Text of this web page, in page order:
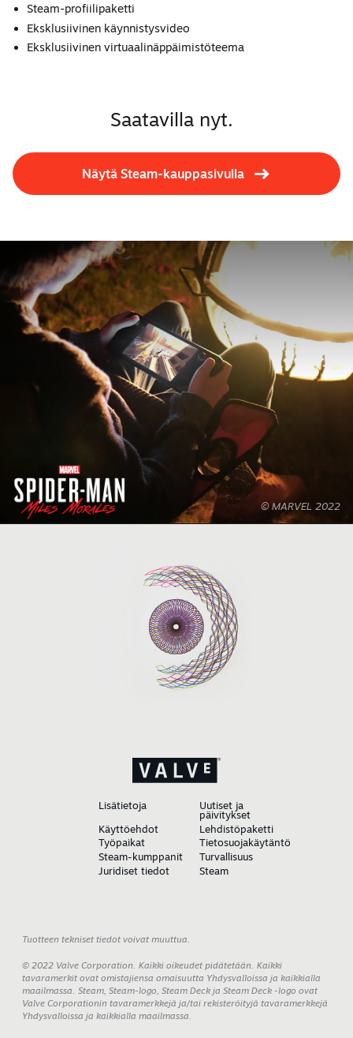
Steam-profiilipaketti
Eksklusiivinen käynnistysvideo
Eksklusiivinen virtuaalinäppäimistöteema
Saatavilla nyt.
Näytä Steam-kauppasivulla
© MARVEL 2022
Lisätietoja Uutiset ja
päivitykset
Käyttöehdot
Lehdistöpaketti
Työpaikat
Tietosuojakäytäntö
Steam-kumppanit
Turvallisuus
Juridiset tiedot
Steam
Tuotteen tekniset tiedot voivat muuttua.
© 2022 Valve Corporation. Kaikki oikeudet pidätetään. Kaikki
tavaramerkit ovat omistajiensa omaisuutta Yhdysvalloissa ja kaikkialla
maailmassa. Steam, Steam-logo, Steam Deck ja Steam Deck -logo ovat
Valve Corporationin tavaramerkkejä ja/tai rekisteröityjä tavaramerkkejä
Yhdysvalloissa ja kaikkialla maailmassa.